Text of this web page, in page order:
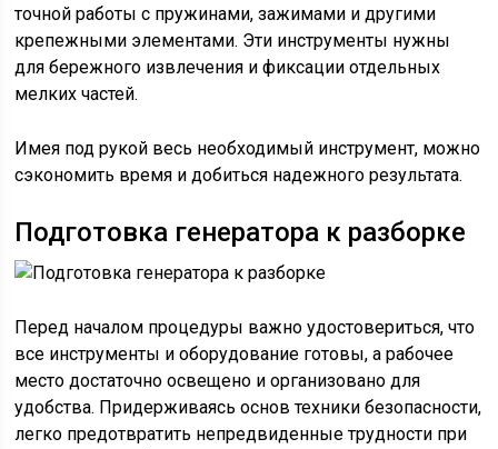
точной работы с пружинами, зажимами и другими
крепежными элементами. Эти инструменты нужны
для бережного извлечения и фиксации отдельных
мелких частей.
Имея под рукой весь необходимый инструмент, можно
сэкономить время и добиться надежного результата.
Подготовка генератора к разборке
Перед началом процедуры важно удостовериться, что
все инструменты и оборудование готовы, а рабочее
место достаточно освещено и организовано для
удобства. Придерживаясь основ техники безопасности,
легко предотвратить непредвиденные трудности при